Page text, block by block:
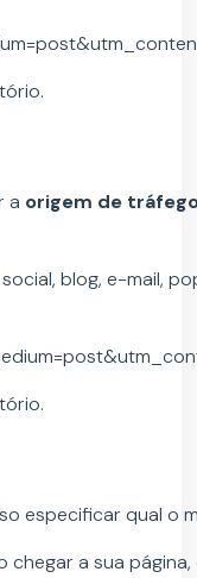
a origem de
blog, e-mail,
especificar qual o
a sua